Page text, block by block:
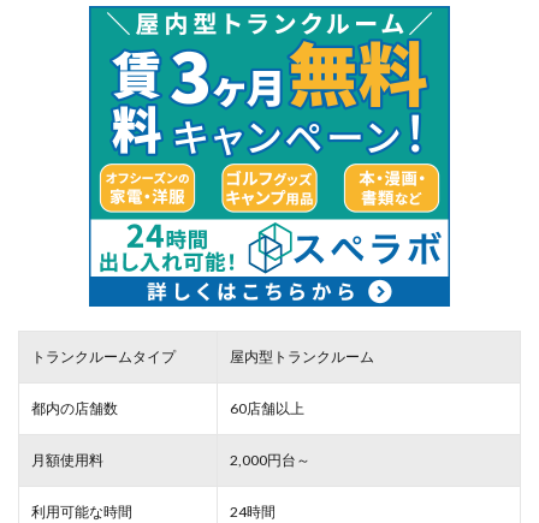
トランクルームタイプ 屋内型トランクルーム
都内の店舗数 60店舗以上
月額使用料 2,000円台～
利用可能な時間 24時間